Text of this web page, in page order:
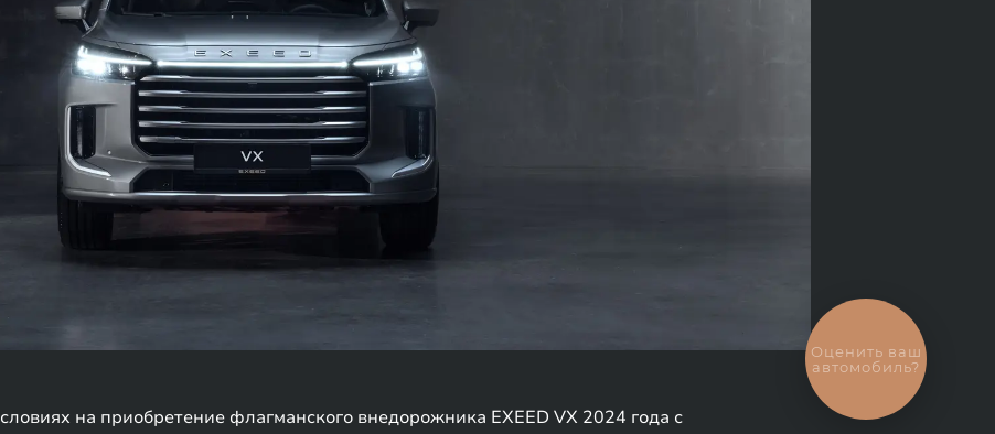
на приобретение флагманского внедорожника EXEED VX 2024 года с
Оценить ваш
автомобиль?